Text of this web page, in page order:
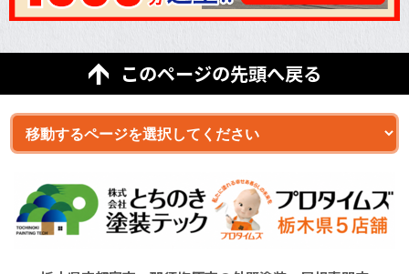
このページの先頭へ戻る